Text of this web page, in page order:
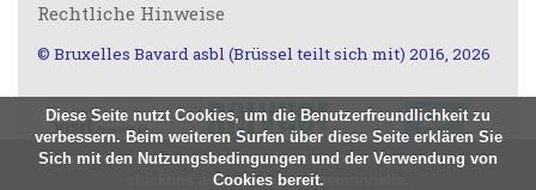
Rechtliche Hinweise
© Bruxelles Bavard asbl (Brüssel teilt sich mit) 2016, 2026
Nous utilisons des cookies à des fins statistiques, nous ne
stockons aucune donnée personnelle.
Diese Seite nutzt Cookies, um die Benutzerfreundlichkeit zu
verbessern. Beim weiteren Surfen über diese Seite erklären Sie
Sich mit den Nutzungsbedingungen und der Verwendung von
Cookies bereit.